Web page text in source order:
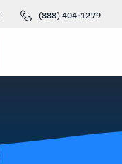
(888) 404-1279